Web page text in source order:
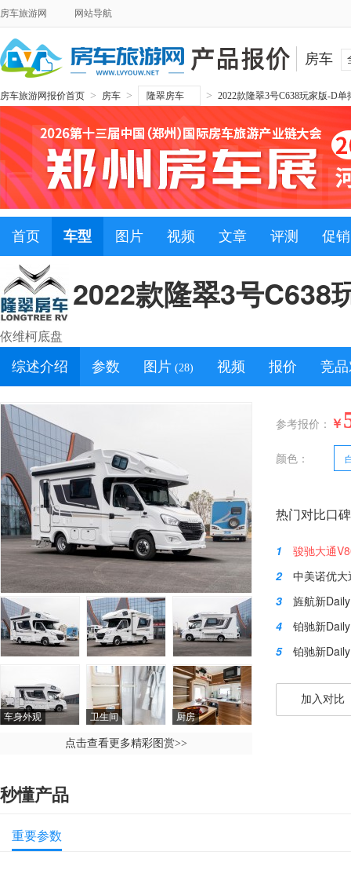
房车旅游网 网站导航
房车
房车旅游网报价首页 > 房车 > 隆翠房车 > 2022款隆翠3号C638玩家版-D单
首页 车型 图片 视频 文章 评测 促销
2022款隆翠3号C638
依维柯底盘
综述介绍 参数 图片 (28) 视频 报价 竞
车身外观 卫生间 厨房
点击查看更多精彩图赏>>
参考报价： ￥
颜色：
热门对比口
1
骏驰大通
2
中美诺优
3
旌航新
4
铂驰新
5
铂驰新Daily(
加入对比
秒懂产品
重要参数